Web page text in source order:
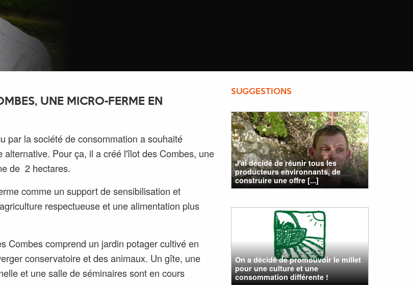
UNE MICRO-FERME EN
par la société de consommation a souhaité
alternative. Pour ça, il a créé l'îlot des Combes, une
de 2 hectares.
comme un support de sensibilisation et
respectueuse et une alimentation plus
Combes comprend un jardin potager cultivé en
conservatoire et des animaux. Un gîte, une
et une salle de séminaires sont en cours
SUGGESTIONS
J'ai décidé de réunir tous les
producteurs environnants, de
construire une offre [...]
On a décidé de promouvoir le millet
pour une culture et une
consommation différente !